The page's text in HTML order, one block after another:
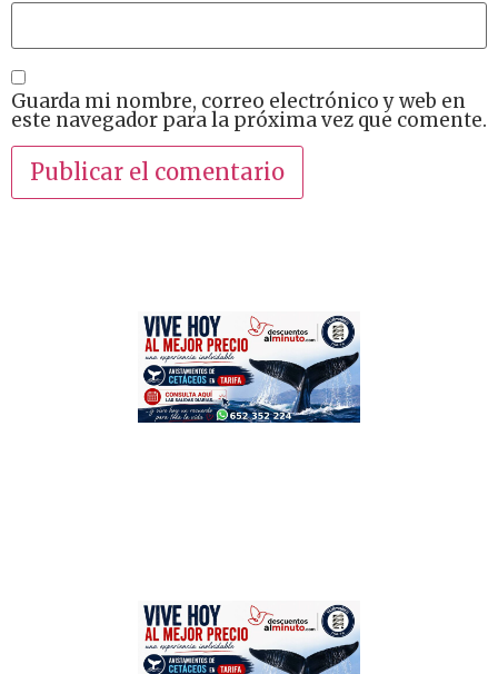
Guarda mi nombre, correo electrónico y web en
este navegador para la próxima vez que comente.